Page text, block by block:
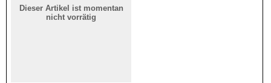
Dieser Artikel ist momentan
nicht vorrätig